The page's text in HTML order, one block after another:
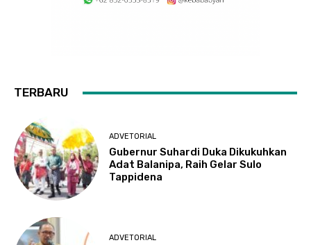
TERBARU
ADVETORIAL
Gubernur Suhardi Duka Dikukuhkan
Adat Balanipa, Raih Gelar Sulo
Tappidena
ADVETORIAL